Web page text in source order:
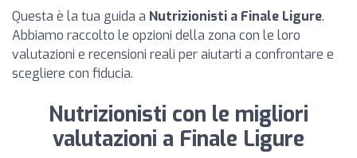
Questa è la tua guida a Nutrizionisti a Finale Ligure.
Abbiamo raccolto le opzioni della zona con le loro
valutazioni e recensioni reali per aiutarti a confrontare e
scegliere con fiducia.
Nutrizionisti con le migliori
valutazioni a Finale Ligure